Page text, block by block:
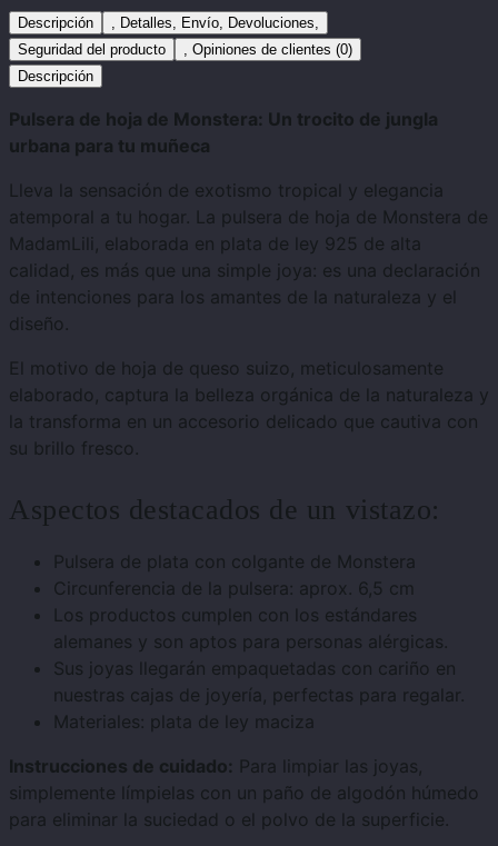
Descripción
, Detalles, Envío, Devoluciones,
Seguridad del producto
, Opiniones de clientes (0)
Descripción
Pulsera de hoja de Monstera: Un trocito de jungla
urbana para tu muñeca
Lleva la sensación de exotismo tropical y elegancia
atemporal a tu hogar. La pulsera de hoja de Monstera de
MadamLili, elaborada en plata de ley 925 de alta
calidad, es más que una simple joya: es una declaración
de intenciones para los amantes de la naturaleza y el
diseño.
El motivo de hoja de queso suizo, meticulosamente
elaborado, captura la belleza orgánica de la naturaleza y
la transforma en un accesorio delicado que cautiva con
su brillo fresco.
Aspectos destacados de un vistazo:
Pulsera de plata con colgante de Monstera
Circunferencia de la pulsera: aprox. 6,5 cm
Los productos cumplen con los estándares
alemanes y son aptos para personas alérgicas.
Sus joyas llegarán empaquetadas con cariño en
nuestras cajas de joyería, perfectas para regalar.
Materiales: plata de ley maciza
Instrucciones de cuidado: Para limpiar las joyas,
simplemente límpielas con un paño de algodón húmedo
para eliminar la suciedad o el polvo de la superficie.